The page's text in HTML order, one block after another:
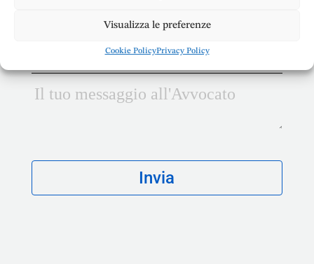
Visualizza le preferenze
Cookie PolicyPrivacy Policy